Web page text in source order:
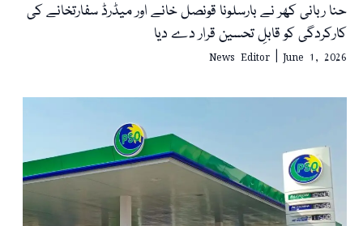
حنا ربانی کھر نے بارسلونا قونصل خانے اور میڈرڈ سفارتخانے کی
کارکردگی کو قابلِ تحسین قرار دے دیا
News Editor June 1, 2026